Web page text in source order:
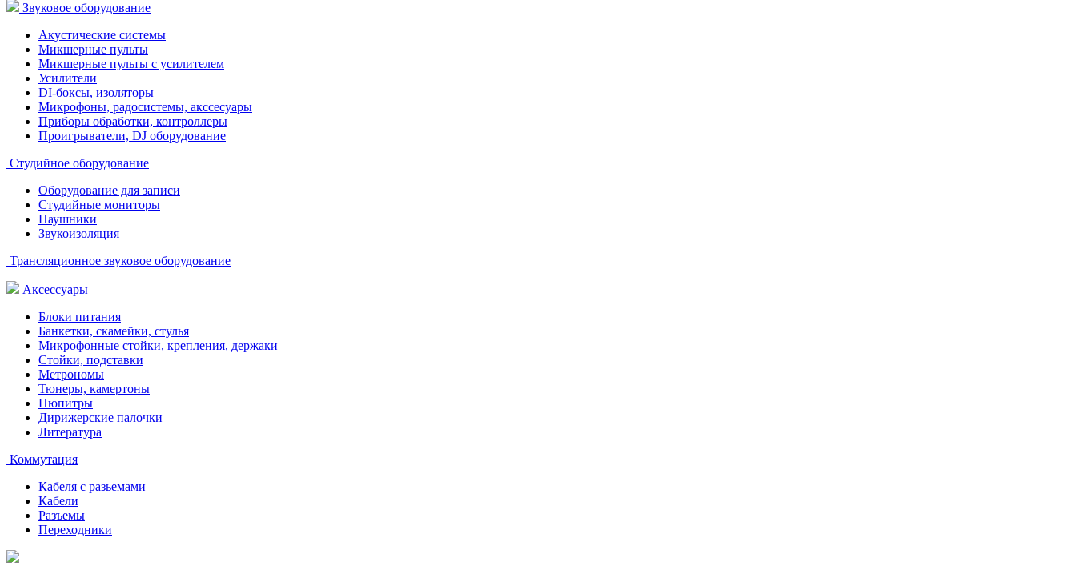
Звуковое оборудование
Акустические системы
Микшерные пульты
Микшерные пульты с усилителем
Усилители
DI-боксы, изоляторы
Микрофоны, радосистемы, акссесуары
Приборы обработки, контроллеры
Проигрыватели, DJ оборудование
Студийное оборудование
Оборудование для записи
Студийные мониторы
Наушники
Звукоизоляция
Трансляционное звуковое оборудование
Аксессуары
Блоки питания
Банкетки, скамейки, стулья
Микрофонные стойки, крепления, держаки
Стойки, подставки
Метрономы
Тюнеры, камертоны
Пюпитры
Дирижерские палочки
Литература
Коммутация
Кабеля с разьемами
Кабели
Разъемы
Переходники